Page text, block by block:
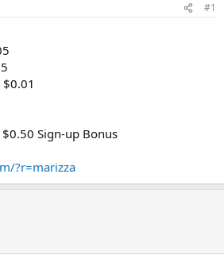
#1
Sign-up Bonus
?r=marizza